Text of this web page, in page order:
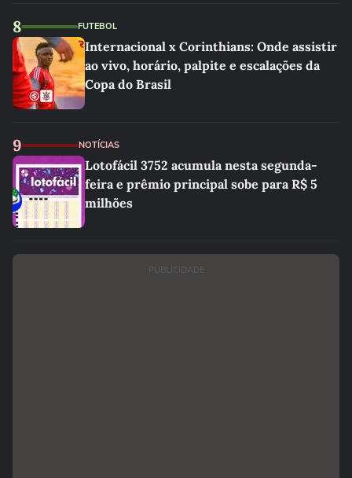
8 FUTEBOL
Internacional x Corinthians: Onde assistir
ao vivo, horário, palpite e escalações da
Copa do Brasil
9 NOTÍCIAS
Lotofácil 3752 acumula nesta segunda-
feira e prêmio principal sobe para R$ 5
milhões
PUBLICIDADE